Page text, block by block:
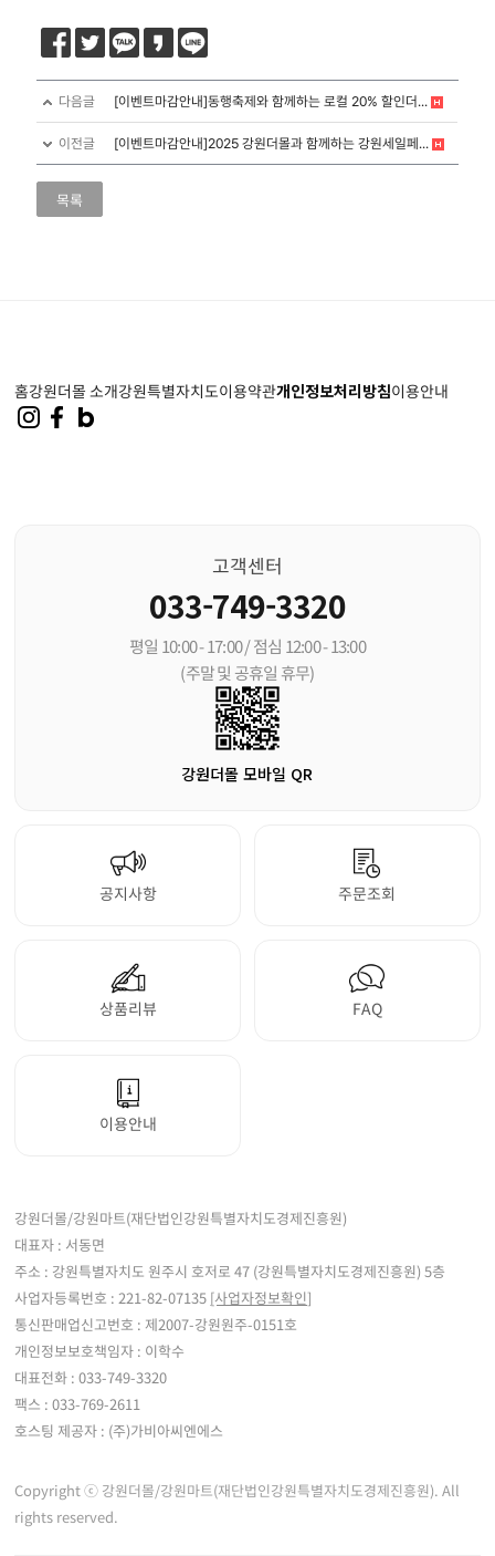
다음글 [이벤트마감안내]동행축제와 함께하는 로컬 20% 할인더...
이전글 [이벤트마감안내]2025 강원더몰과 함께하는 강원세일페...
목록
홈강원더몰 소개강원특별자치도이용약관개인정보처리방침이용안내
고객센터
033-749-3320
평일 10:00 - 17:00 / 점심 12:00 - 13:00
(주말 및 공휴일 휴무)
강원더몰 모바일 QR
공지사항 주문조회
상품리뷰 FAQ
이용안내
강원더몰/강원마트(재단법인강원특별자치도경제진흥원)
대표자 : 서동면
주소 : 강원특별자치도 원주시 호저로 47 (강원특별자치도경제진흥원) 5층
사업자등록번호 : 221-82-07135 [사업자정보확인]
통신판매업신고번호 : 제2007-강원원주-0151호
개인정보보호책임자 : 이학수
대표전화 : 033-749-3320
팩스 : 033-769-2611
호스팅 제공자 : (주)가비아씨엔에스
Copyright ⓒ 강원더몰/강원마트(재단법인강원특별자치도경제진흥원). All
rights reserved.